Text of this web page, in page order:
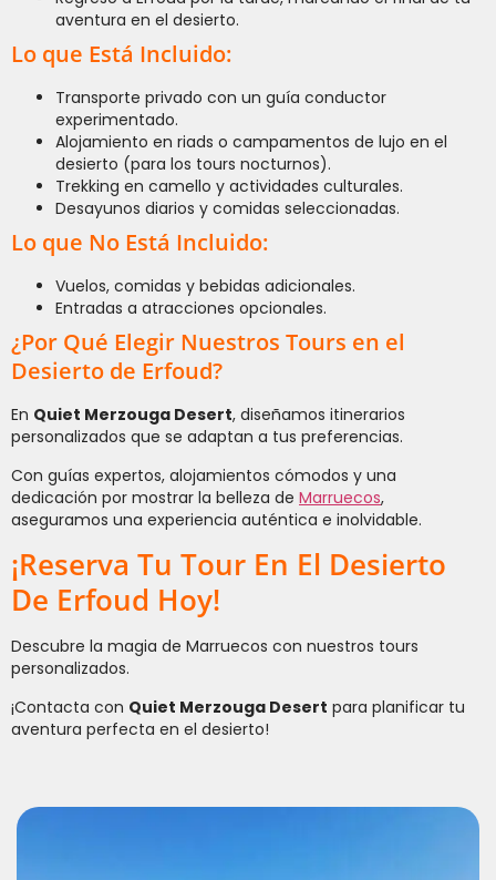
aventura en el desierto.
Lo que Está Incluido:
Transporte privado con un guía conductor
experimentado.
Alojamiento en riads o campamentos de lujo en el
desierto (para los tours nocturnos).
Trekking en camello y actividades culturales.
Desayunos diarios y comidas seleccionadas.
Lo que No Está Incluido:
Vuelos, comidas y bebidas adicionales.
Entradas a atracciones opcionales.
¿Por Qué Elegir Nuestros Tours en el
Desierto de Erfoud?
En Quiet Merzouga Desert, diseñamos itinerarios
personalizados que se adaptan a tus preferencias.
Con guías expertos, alojamientos cómodos y una
dedicación por mostrar la belleza de Marruecos,
aseguramos una experiencia auténtica e inolvidable.
¡Reserva Tu Tour En El Desierto
De Erfoud Hoy!
Descubre la magia de Marruecos con nuestros tours
personalizados.
¡Contacta con Quiet Merzouga Desert para planificar tu
aventura perfecta en el desierto!